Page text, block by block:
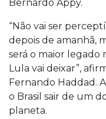
Bernardo Appy.
“Não vai ser
depois de amanhã,
será o maior legado
Lula vai deixar”,
Fernando Haddad.
o Brasil sair de um
planeta.